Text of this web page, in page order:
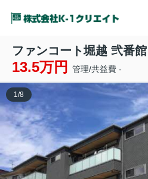
ファンコート堀越 弐番館
13.5万円 管理/共益費 -
1 /8